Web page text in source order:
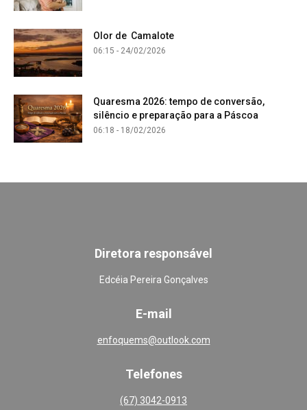
Olor de Camalote
06:15 - 24/02/2026
Quaresma 2026: tempo de conversão,
silêncio e preparação para a Páscoa
06:18 - 18/02/2026
Diretora responsável
Edcéia Pereira Gonçalves
E-mail
enfoquems@outlook.com
Telefones
(67) 3042-0913